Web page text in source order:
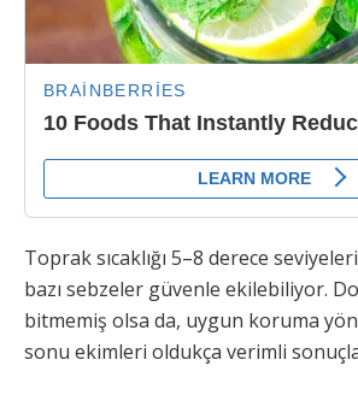
Toprak sıcaklığı 5–8 derece
bazı sebzeler güvenle ekilebiliyor.
bitmemiş olsa da, uygun koruma
sonu ekimleri oldukça verimli